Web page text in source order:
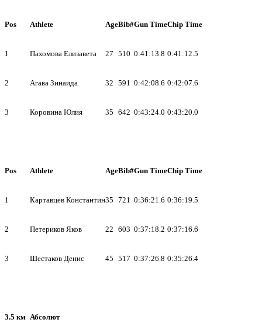
Pos Athlete AgeBib#Gun TimeChip Time
1 Пахомова Елизавета 27 510 0:41:13.8 0:41:12.5
2 Агава Зинаида 32 591 0:42:08.6 0:42:07.6
3 Коровина Юлия 35 642 0:43:24.0 0:43:20.0
Pos Athlete AgeBib#Gun TimeChip Time
1 Картавцев Константин35 721 0:36:21.6 0:36:19.5
2 Петериков Яков 22 603 0:37:18.2 0:37:16.6
3 Шестаков Денис 45 517 0:37:26.8 0:35:26.4
3.5 км Абсолют